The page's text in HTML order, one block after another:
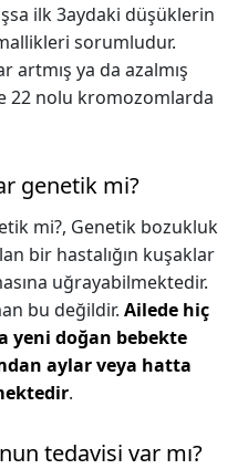
ilk 3aydaki düşüklerin
sorumludur.
ya da azalmış
22 nolu kromozomlarda
genetik mi?
mi?, Genetik bozukluk
bir hastalığın kuşaklar
uğrayabilmektedir.
bu değildir. Ailede hiç
yeni doğan bebekte
aylar veya hatta
.
tedavisi var mı?